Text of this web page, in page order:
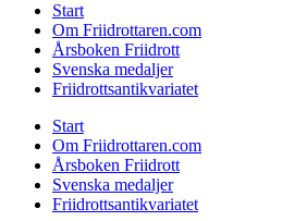
Start
Om Friidrottaren.com
Årsboken Friidrott
Svenska medaljer
Friidrottsantikvariatet
Start
Om Friidrottaren.com
Årsboken Friidrott
Svenska medaljer
Friidrottsantikvariatet